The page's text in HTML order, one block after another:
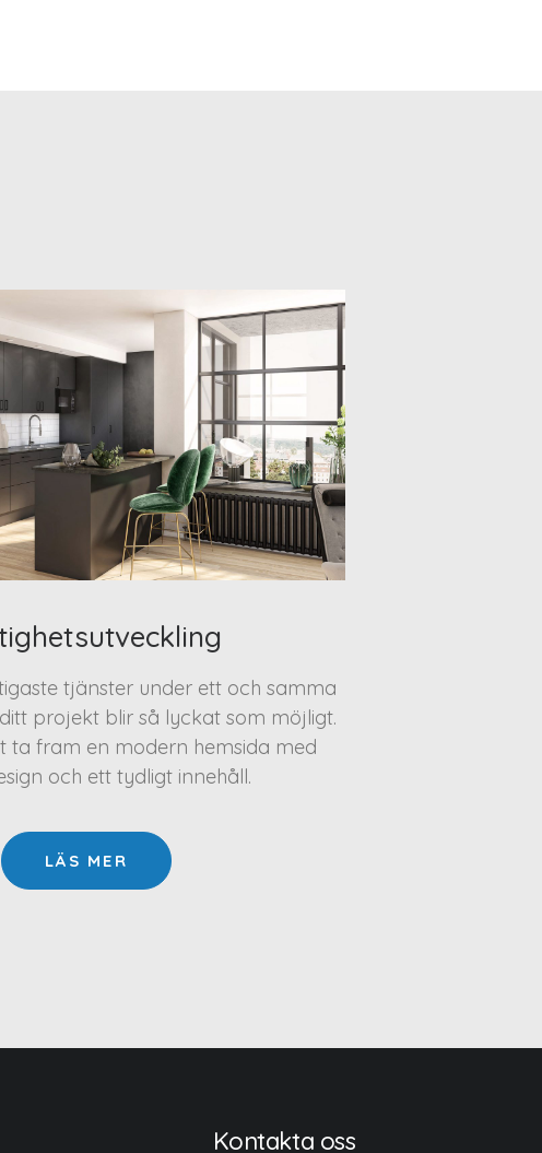
tjänster under ett och samma
projekt blir så lyckat som möjligt.
ta fram en modern hemsida med
och ett tydligt innehåll.
LÄS MER
Kontakta oss